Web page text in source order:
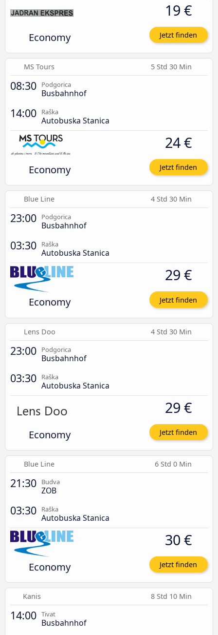
Economy
19 €
Jetzt finden
MS Tours 5 Std 30 Min
08:30 Podgorica
Busbahnhof
14:00 Raška
Autobuska Stanica
Economy
24 €
Jetzt finden
Blue Line 4 Std 30 Min
23:00 Podgorica
Busbahnhof
03:30 Raška
Autobuska Stanica
Economy
29 €
Jetzt finden
Lens Doo 4 Std 30 Min
23:00 Podgorica
Busbahnhof
03:30 Raška
Autobuska Stanica
Economy
29 €
Jetzt finden
Blue Line 6 Std 0 Min
21:30 Budva
ZOB
03:30 Raška
Autobuska Stanica
Economy
30 €
Jetzt finden
Kanis 8 Std 10 Min
14:00 Tivat
Busbahnhof